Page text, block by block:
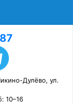
Дулёво, ул.
10–16